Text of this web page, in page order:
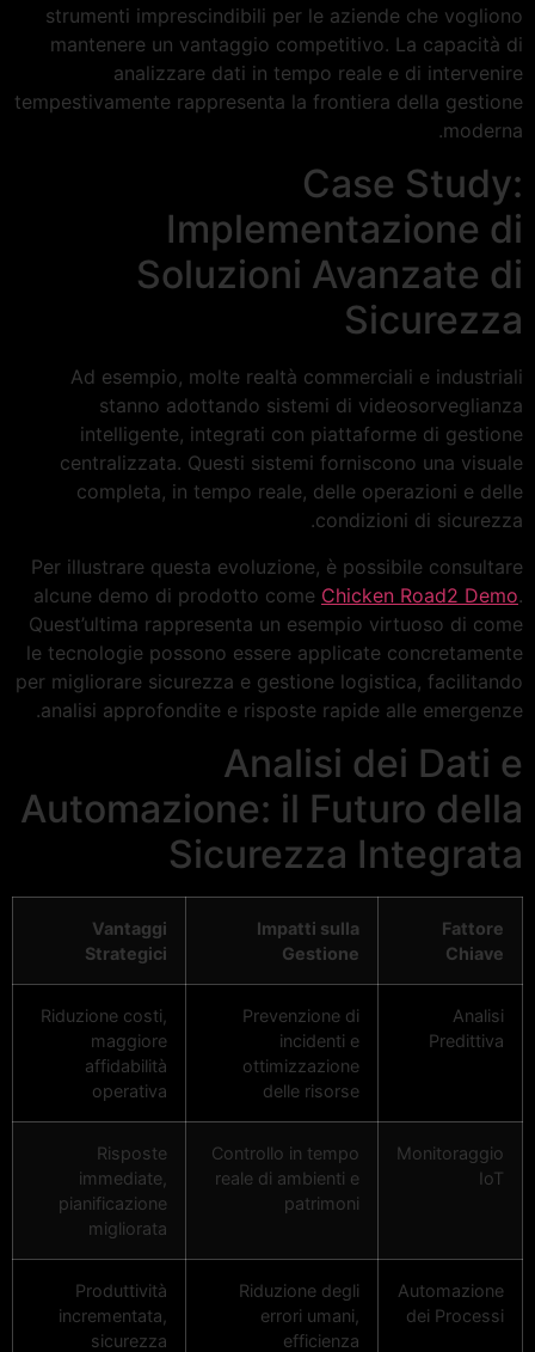
strumenti imprescindibili per le aziende che vogliono
mantenere un vantaggio competitivo. La capacità di
analizzare dati in tempo reale e di intervenire
tempestivamente rappresenta la frontiera della gestione
moderna.
Case Study:
Implementazione di
Soluzioni Avanzate di
Sicurezza
Ad esempio, molte realtà commerciali e industriali
stanno adottando sistemi di videosorveglianza
intelligente, integrati con piattaforme di gestione
centralizzata. Questi sistemi forniscono una visuale
completa, in tempo reale, delle operazioni e delle
condizioni di sicurezza.
Per illustrare questa evoluzione, è possibile consultare
alcune demo di prodotto come Chicken Road2 Demo.
Quest’ultima rappresenta un esempio virtuoso di come
le tecnologie possono essere applicate concretamente
per migliorare sicurezza e gestione logistica, facilitando
analisi approfondite e risposte rapide alle emergenze.
Analisi dei Dati e
Automazione: il Futuro della
Sicurezza Integrata
Fattore
Chiave
Impatti sulla
Gestione
Vantaggi
Strategici
Analisi
Predittiva
Prevenzione di
incidenti e
ottimizzazione
delle risorse
Riduzione costi,
maggiore
affidabilità
operativa
Monitoraggio
IoT
Controllo in tempo
reale di ambienti e
patrimoni
Risposte
immediate,
pianificazione
migliorata
Automazione
dei Processi
Riduzione degli
errori umani,
efficienza
Produttività
incrementata,
sicurezza